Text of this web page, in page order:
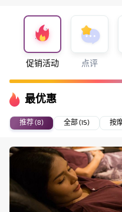
促销活动 点评
最优惠
推荐 (8) 全部 (15) 按